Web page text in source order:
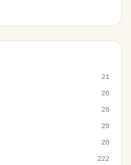
21
20
20
20
20
222